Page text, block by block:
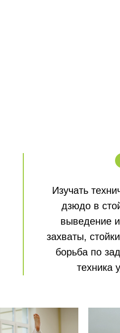
Изучать
дзюдо в
выведение
захваты,
борьба по
техника